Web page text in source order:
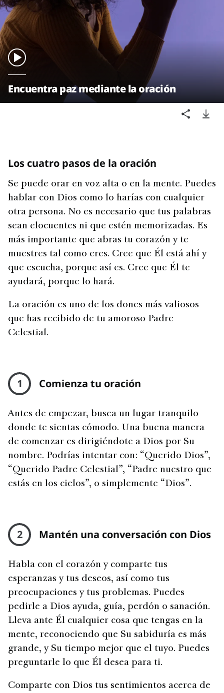
Encuentra paz mediante la oración
Los cuatro pasos de la oración
Se puede orar en voz alta o en la mente. Puedes
hablar con Dios como lo harías con cualquier
otra persona. No es necesario que tus palabras
sean elocuentes ni que estén memorizadas. Es
más importante que abras tu corazón y te
muestres tal como eres. Cree que Él está ahí y
que escucha, porque así es. Cree que Él te
ayudará, porque lo hará.
La oración es uno de los dones más valiosos
que has recibido de tu amoroso Padre
Celestial.
1 Comienza tu oración
Antes de empezar, busca un lugar tranquilo
donde te sientas cómodo. Una buena manera
de comenzar es dirigiéndote a Dios por Su
nombre. Podrías intentar con: “Querido Dios”,
“Querido Padre Celestial”, “Padre nuestro que
estás en los cielos”, o simplemente “Dios”.
2 Mantén una conversación con Dios
Habla con el corazón y comparte tus
esperanzas y tus deseos, así como tus
preocupaciones y tus problemas. Puedes
pedirle a Dios ayuda, guía, perdón o sanación.
Lleva ante Él cualquier cosa que tengas en la
mente, reconociendo que Su sabiduría es más
grande, y Su tiempo mejor que el tuyo. Puedes
preguntarle lo que Él desea para ti.
Comparte con Dios tus sentimientos acerca de